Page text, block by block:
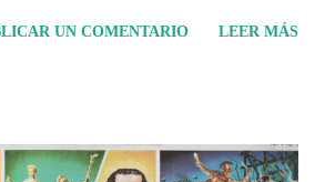
con infografías inspiradas en la
Este especial de Pancracio Deportivo no
UN COMENTARIO LEER MÁS